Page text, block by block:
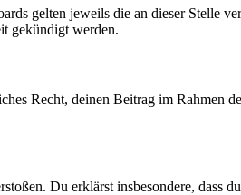
gelten jeweils die an dieser Stelle
gekündigt werden.
Recht, deinen Beitrag im Rahmen
Du erklärst insbesondere, dass